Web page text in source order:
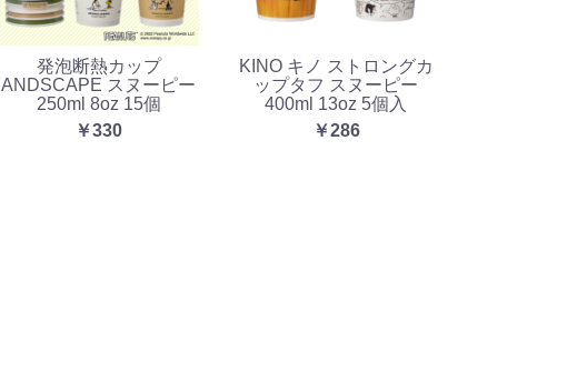
発泡断熱カップ
ANDSCAPE スヌーピー
250ml 8oz 15個
￥330
KINO キノ ストロングカ
ップタフ スヌーピー
400ml 13oz 5個入
￥286